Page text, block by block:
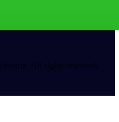
All rights reserved.